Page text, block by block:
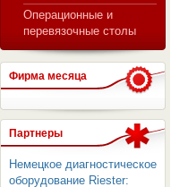
Операционные и
перевязочные столы
Фирма месяца
Партнеры
Немецкое диагностическое
оборудование Riester: